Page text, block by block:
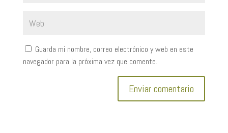
Guarda mi nombre, correo electrónico y web en este
navegador para la próxima vez que comente.